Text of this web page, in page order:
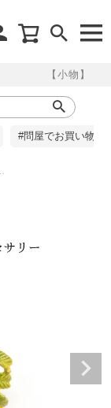
【小物】
#問屋でお買い物